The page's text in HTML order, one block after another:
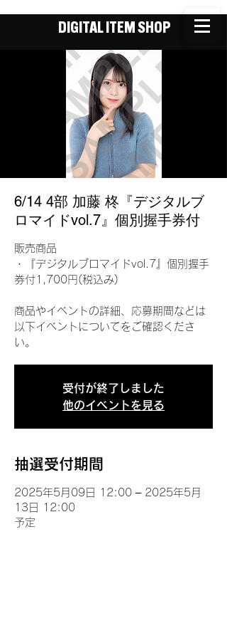
DIGITAL ITEM SHOP
6/14 4部 加藤 柊『デジタルブ
ロマイドvol.7』個別握手券付
販売商品
・『デジタルブロマイドvol.7』個別握手
券付1,700円(税込み)
商品やイベントの詳細、応募期間などは
以下イベントについてをご確認くださ
い。
受付が終了しました
他のイベントを見る
抽選受付期間
2025年5月09日 12:00 – 2025年5月
13日 12:00
予定